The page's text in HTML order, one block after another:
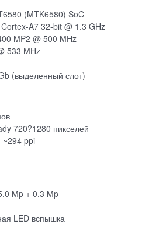
(MTK6580) SoC
A7 32-bit @ 1.3 GHz
MP2 @ 500 MHz
533 MHz
(выделенный слот)
720?1280 пикселей
~294 ppi
Mp + 0.3 Mp
LED вспышка